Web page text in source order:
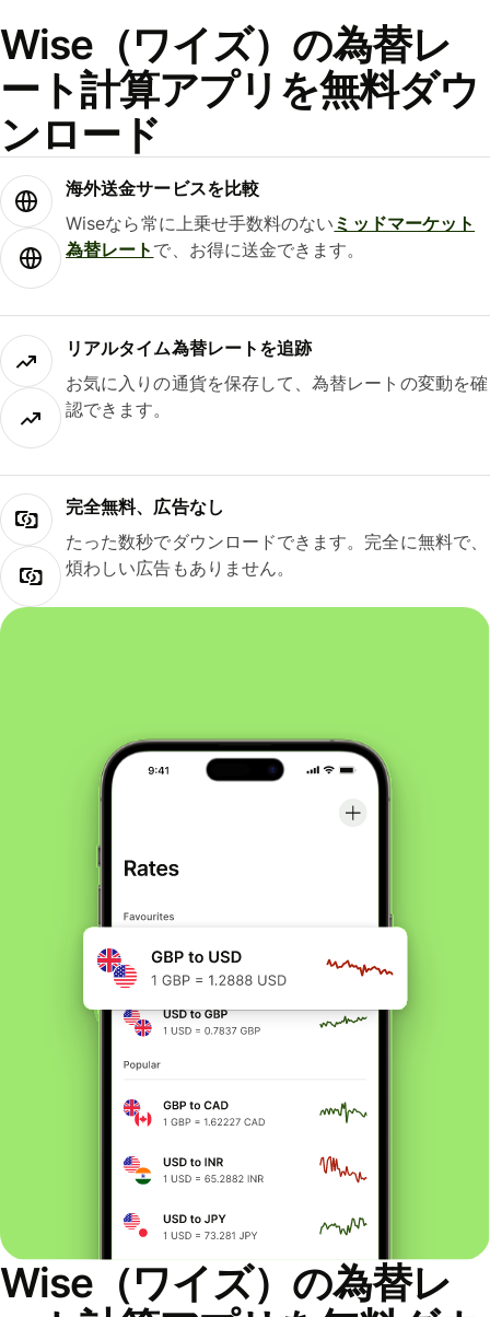
Wise（ワイズ）の為替レ
ート計算アプリを無料ダウ
ンロード
海外送金サービスを比較
Wiseなら常に上乗せ手数料のない ミッドマーケット
為替レート で、お得に送金できます。
リアルタイム為替レートを追跡
お気に入りの通貨を保存して、為替レートの変動を確
認できます。
完全無料、広告なし
たった数秒でダウンロードできます。完全に無料で、
煩わしい広告もありません。
Wise（ワイズ）の為替レ